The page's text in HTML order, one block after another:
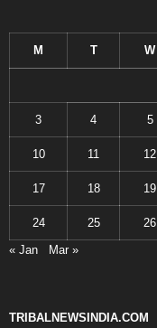
M T W
3 4 5
10 11 12
17 18 19
24 25 26
« Jan
Mar »
TRIBALNEWSINDIA.COM